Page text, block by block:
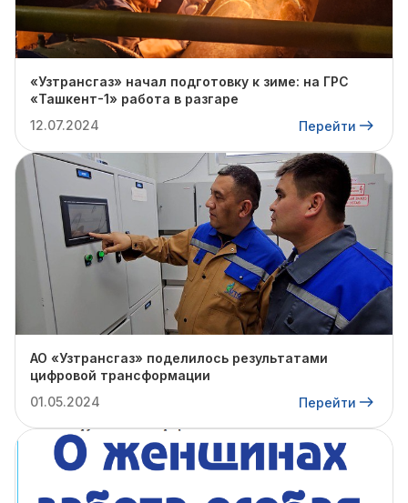
«Узтрансгаз» начал подготовку к зиме: на ГРС
«Ташкент-1» работа в разгаре
12.07.2024
Перейти
АО «Узтрансгаз» поделилось результатами
цифровой трансформации
01.05.2024
Перейти